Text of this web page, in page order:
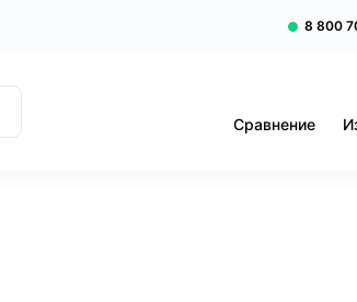
8 800
Сравнение